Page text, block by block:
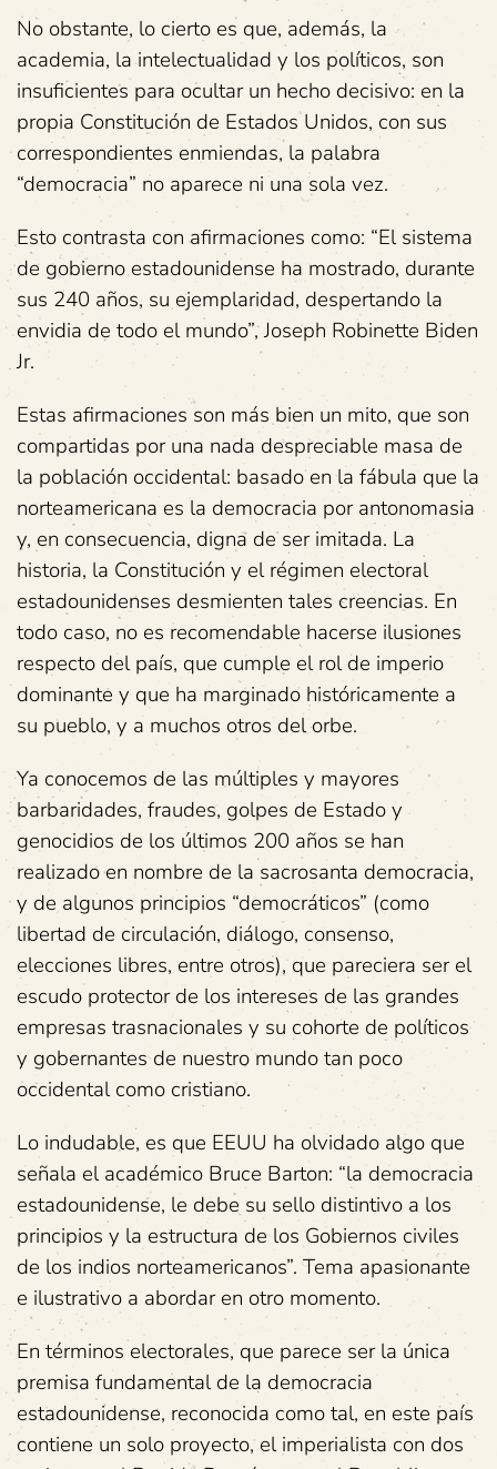
No obstante, lo cierto es que, además, la
academia, la intelectualidad y los políticos, son
insuficientes para ocultar un hecho decisivo: en la
propia Constitución de Estados Unidos, con sus
correspondientes enmiendas, la palabra
“democracia” no aparece ni una sola vez.
Esto contrasta con afirmaciones como: “El sistema
de gobierno estadounidense ha mostrado, durante
sus 240 años, su ejemplaridad, despertando la
envidia de todo el mundo”, Joseph Robinette Biden
Jr.
Estas afirmaciones son más bien un mito, que son
compartidas por una nada despreciable masa de
la población occidental: basado en la fábula que la
norteamericana es la democracia por antonomasia
y, en consecuencia, digna de ser imitada. La
historia, la Constitución y el régimen electoral
estadounidenses desmienten tales creencias. En
todo caso, no es recomendable hacerse ilusiones
respecto del país, que cumple el rol de imperio
dominante y que ha marginado históricamente a
su pueblo, y a muchos otros del orbe.
Ya conocemos de las múltiples y mayores
barbaridades, fraudes, golpes de Estado y
genocidios de los últimos 200 años se han
realizado en nombre de la sacrosanta democracia,
y de algunos principios “democráticos” (como
libertad de circulación, diálogo, consenso,
elecciones libres, entre otros), que pareciera ser el
escudo protector de los intereses de las grandes
empresas trasnacionales y su cohorte de políticos
y gobernantes de nuestro mundo tan poco
occidental como cristiano.
Lo indudable, es que EEUU ha olvidado algo que
señala el académico Bruce Barton: “la democracia
estadounidense, le debe su sello distintivo a los
principios y la estructura de los Gobiernos civiles
de los indios norteamericanos”. Tema apasionante
e ilustrativo a abordar en otro momento.
En términos electorales, que parece ser la única
premisa fundamental de la democracia
estadounidense, reconocida como tal, en este país
contiene un solo proyecto, el imperialista con dos